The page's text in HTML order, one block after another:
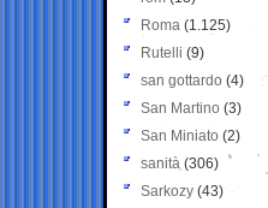
Roma (1.125)
Rutelli (9)
san gottardo (4)
San Martino (3)
San Miniato (2)
sanità (306)
Sarkozy (43)